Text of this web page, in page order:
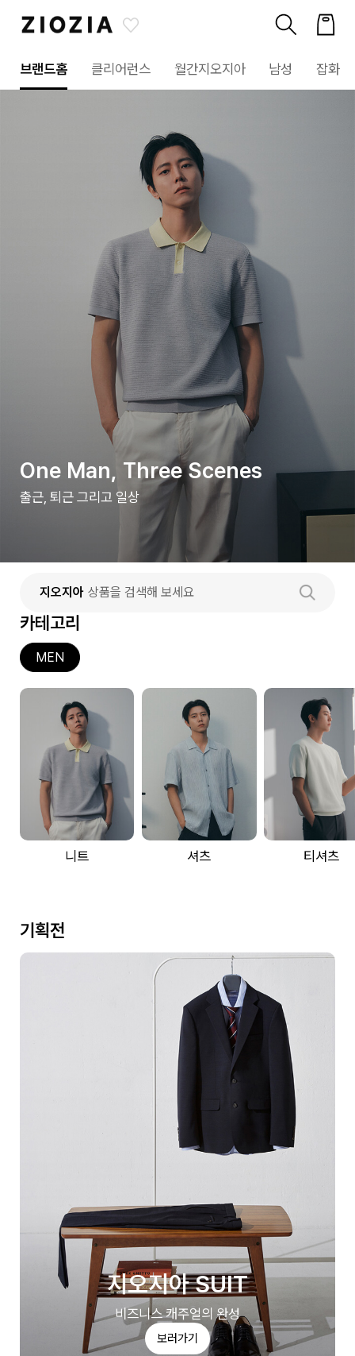
브랜드홈 클리어런스 월간지오지아 남성 잡화
One Man, Three Scenes
출근, 퇴근 그리고 일상
지오지아 상품을 검색해 보세요
카테고리
MEN
니트 셔츠 티셔츠
기획전
지오지아 SUIT
비즈니스 캐주얼의 완성
보러가기